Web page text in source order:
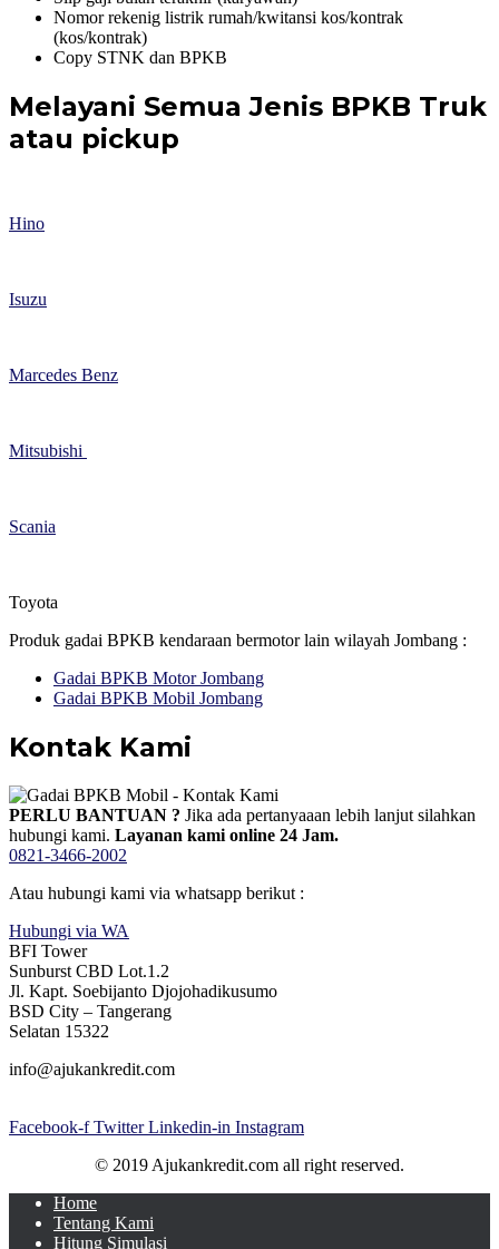
Nomor rekenig listrik rumah/kwitansi kos/kontrak
(kos/kontrak)
Copy STNK dan BPKB
Melayani Semua Jenis BPKB Truk
atau pickup
Hino
Isuzu
Marcedes Benz
Mitsubishi
Scania
Toyota
Produk gadai BPKB kendaraan bermotor lain wilayah Jombang :
Gadai BPKB Motor Jombang
Gadai BPKB Mobil Jombang
Kontak Kami
PERLU BANTUAN ? Jika ada pertanyaaan lebih lanjut silahkan
hubungi kami. Layanan kami online 24 Jam.
0821-3466-2002
Atau hubungi kami via whatsapp berikut :
Hubungi via WA
BFI Tower
Sunburst CBD Lot.1.2
Jl. Kapt. Soebijanto Djojohadikusumo
BSD City – Tangerang
Selatan 15322
info@ajukankredit.com
Facebook-f Twitter Linkedin-in Instagram
© 2019 Ajukankredit.com all right reserved.
Home
Tentang Kami
Hitung Simulasi